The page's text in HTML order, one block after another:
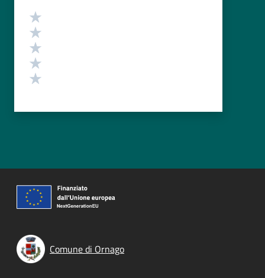
Valutazione
Comune di Ornago